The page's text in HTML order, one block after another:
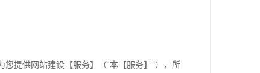
提供网站建设【服务】（“本【服务】”），所